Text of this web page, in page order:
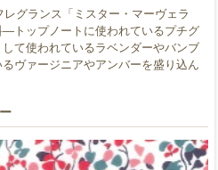
グランス「ミスター・マーヴェラ
トップノートに使われているプチグ
て使われているラベンダーやバンブ
ヴァージニアやアンバーを盛り込ん